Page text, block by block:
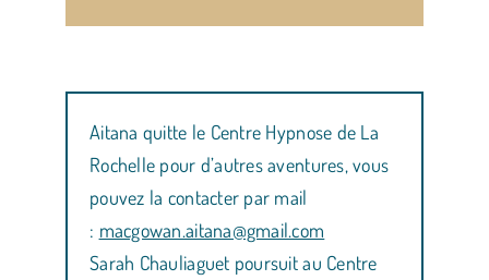
Aitana quitte le Centre Hypnose de La
Rochelle pour d’autres aventures, vous
pouvez la contacter par mail
: macgowan.aitana@gmail.com
Sarah Chauliaguet poursuit au Centre